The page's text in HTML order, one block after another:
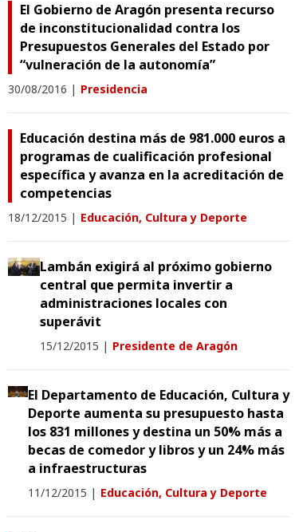
El Gobierno de Aragón presenta recurso
de inconstitucionalidad contra los
Presupuestos Generales del Estado por
“vulneración de la autonomía”
30/08/2016 | Presidencia
Educación destina más de 981.000 euros a
programas de cualificación profesional
específica y avanza en la acreditación de
competencias
18/12/2015 | Educación, Cultura y Deporte
Lambán exigirá al próximo gobierno
central que permita invertir a
administraciones locales con
superávit
15/12/2015 | Presidente de Aragón
El Departamento de Educación, Cultura y
Deporte aumenta su presupuesto hasta
los 831 millones y destina un 50% más a
becas de comedor y libros y un 24% más
a infraestructuras
11/12/2015 | Educación, Cultura y Deporte